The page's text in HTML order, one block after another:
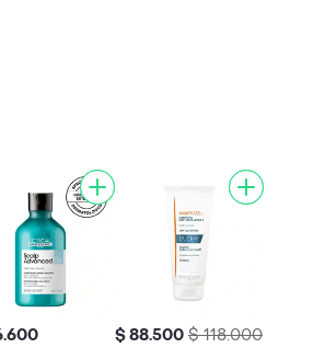
$ 88.500 $ 118.000